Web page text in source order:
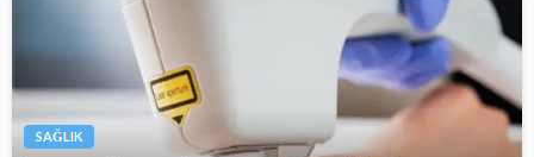
SAĞLIK